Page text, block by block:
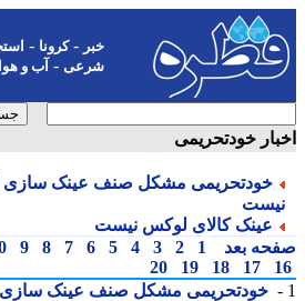
-کرونا-استخدام
شرعی-آب و هوا-
خودتحریمی
خودتحریمی مشکل صنف عینک سازی
عینک کالای لوکس نیست
بعد
1
2
3
4
5
6
7
8
9
10
17
18
19
20
خودتحریمی مشکل صنف عینک سازی